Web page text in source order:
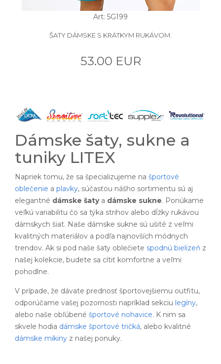
Art: 5G199
ŠATY DÁMSKE S KRÁTKYM RUKÁVOM.
53.00 EUR
Dámske šaty, sukne a
tuniky LITEX
Napriek tomu, že sa špecializujeme na športové
oblečenie a plavky, súčasťou nášho sortimentu sú aj
elegantné dámske šatya dámske sukne. Ponúkame
veľkú variabilitu čo sa týka strihov alebo dĺžky rukávou
dámskych šiat. Naše dámske sukne sú ušité z veľmi
kvalitných materiálov a podľa najnovších módnych
trendov. Ak si pod naše šaty oblečiete spodnú bielizeň z
našej kolekcie, budete sa cítiť komfortne a veľmi
pohodlne.
V prípade, že dávate prednosť športovejšiemu outfitu,
odporúčame vašej pozornosti napríklad sekciu legíny,
alebo naše obľúbené športové nohavice. K nim sa
skvele hodia dámske športové tričká, alebo kvalitné
dámske mikiny z našej ponuky.